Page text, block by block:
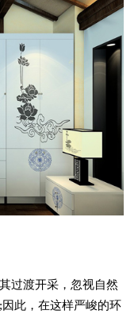
渡开采，忽视自然
此，在这样严峻的环